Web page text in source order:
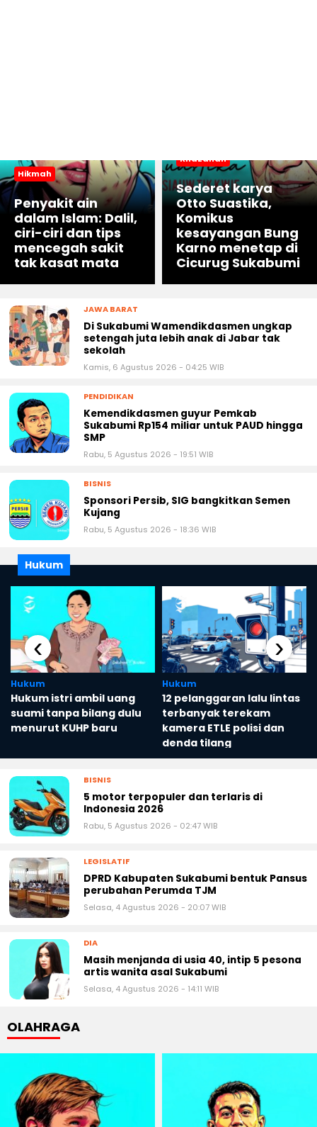
Hikmah
Penyakit ain
dalam Islam: Dalil,
ciri-ciri dan tips
mencegah sakit
tak kasat mata
Khazanah
Sederet karya
Otto Suastika,
Komikus
kesayangan Bung
Karno menetap di
Cicurug Sukabumi
JAWA BARAT
Di Sukabumi Wamendikdasmen ungkap
setengah juta lebih anak di Jabar tak
sekolah
Kamis, 6 Agustus 2026 - 04:25 WIB
PENDIDIKAN
Kemendikdasmen guyur Pemkab
Sukabumi Rp154 miliar untuk PAUD hingga
SMP
Rabu, 5 Agustus 2026 - 19:51 WIB
BISNIS
Sponsori Persib, SIG bangkitkan Semen
Kujang
Rabu, 5 Agustus 2026 - 18:36 WIB
Hukum
Hukum
Hukum istri ambil uang
suami tanpa bilang dulu
menurut KUHP baru
Hukum
12 pelanggaran lalu lintas
terbanyak terekam
kamera ETLE polisi dan
denda tilang
‹ ›
BISNIS
5 motor terpopuler dan terlaris di
Indonesia 2026
Rabu, 5 Agustus 2026 - 02:47 WIB
LEGISLATIF
DPRD Kabupaten Sukabumi bentuk Pansus
perubahan Perumda TJM
Selasa, 4 Agustus 2026 - 20:07 WIB
DIA
Masih menjanda di usia 40, intip 5 pesona
artis wanita asal Sukabumi
Selasa, 4 Agustus 2026 - 14:11 WIB
OLAHRAGA